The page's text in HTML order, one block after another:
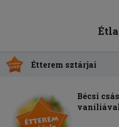
Étterem sztárjai
Bécsi